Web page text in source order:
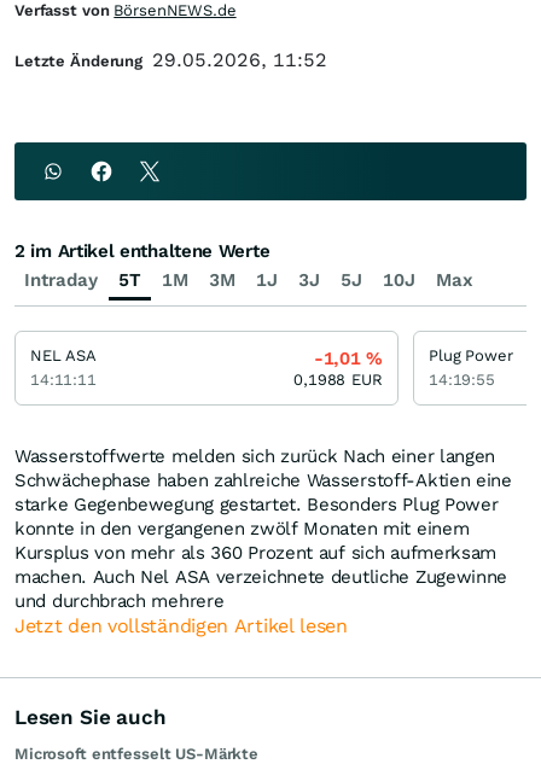
Wasserstoffwerte melden sich zurück Nach einer langen
Schwächephase haben zahlreiche Wasserstoff-Aktien eine
starke Gegenbewegung gestartet. Besonders Plug Power
konnte in den vergangenen zwölf Monaten mit einem
Kursplus von mehr als 360 Prozent auf sich aufmerksam
machen. Auch Nel ASA verzeichnete deutliche Zugewinne
und durchbrach mehrere
Jetzt den vollständigen Artikel lesen
Lesen Sie auch
Microsoft entfesselt US-Märkte
Verfasst von BörsenNEWS.de
Letzte Änderung 29.05.2026, 11:52
Intraday 5T 1M 3M 1J 3J 5J 10J Max
2 im Artikel enthaltene Werte
NEL ASA
14:11:11
-1,01%
0,1988 EUR
Plug Power
14:19:55